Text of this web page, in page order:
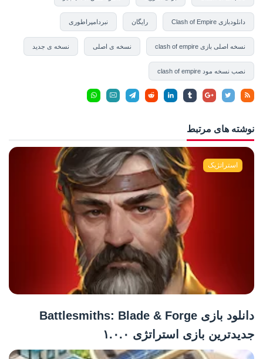
دانلودبازی Clash of Empire رایگان نبردامپراطوری
نسخه اصلی بازی clash of empire نسخه ی اصلی نسخه ی جدید
نصب نسخه مود clash of empire
نوشته های مرتبط
استراتژیک
دانلود بازی Battlesmiths: Blade & Forge
جدیدترین بازی استراتژی ۱.۰.۰